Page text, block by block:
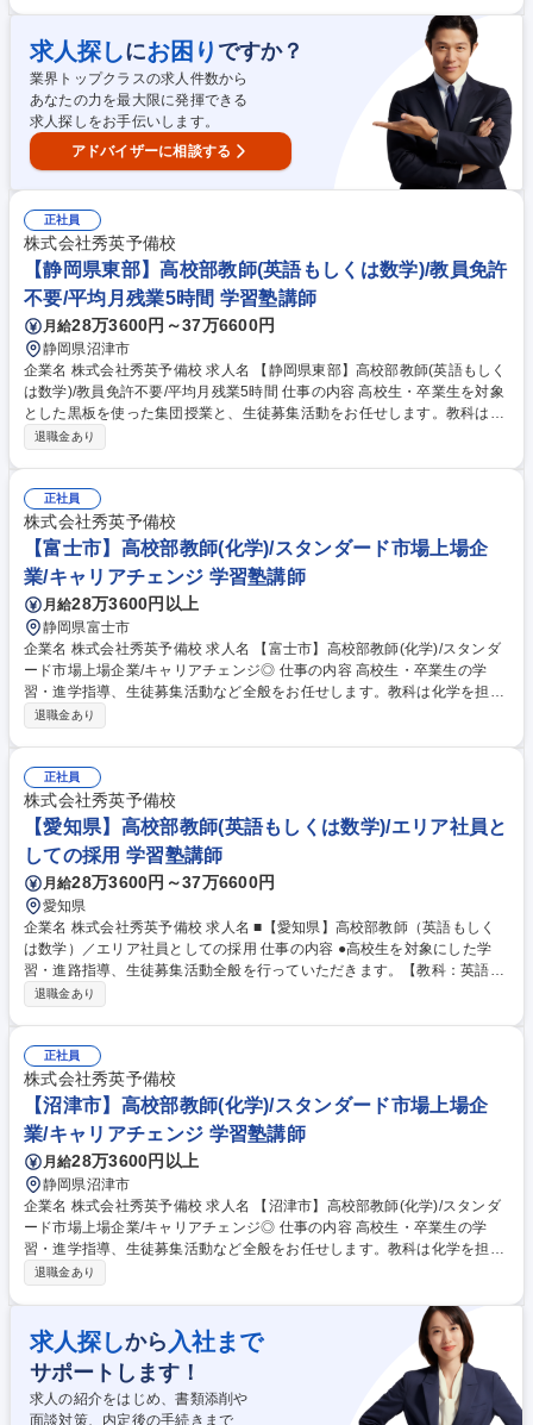
属後は基本的に OJT 研修となります。業務を行いながら、都度覚えてい
ただきます。また定期的に授業研修があるので、同じ担当科目の社員と切
磋琢磨できる環境があります。 募集職種 【藤枝市】高校部教師(化学)/ス
タンダード市場上場企業/キャリアチェンジ◎
求人探しにお困り ですか？
業界トップクラスの求人件数から
あなたの力を最大限に発揮できる
求人探しをお手伝いします。
アドバイザーに相談する
正社員
株式会社秀英予備校
【静岡県東部】高校部教師(英語もしくは数学)/教員免許
不要/平均月残業5時間 学習塾講師
月給28万3600円～37万6600円
静岡県沼津市
企業名 株式会社秀英予備校 求人名 【静岡県東部】高校部教師(英語もしく
は数学)/教員免許不要/平均月残業5時間 仕事の内容 高校生・卒業生を対象
とした黒板を使った集団授業と、生徒募集活動をお任せします。教科は英
語または数学からお選びいただきます。（一部地域により異なります）
もしくは数学)/教員免許不要/平均月残業5時間
退職金あり
正社員
株式会社秀英予備校
【富士市】高校部教師(化学)/スタンダード市場上場企
業/キャリアチェンジ 学習塾講師
月給28万3600円以上
静岡県富士市
企業名 株式会社秀英予備校 求人名 【富士市】高校部教師(化学)/スタンダ
ード市場上場企業/キャリアチェンジ◎ 仕事の内容 高校生・卒業生の学
習・進学指導、生徒募集活動など全般をお任せします。教科は化学を担当
いただきます。 【業務内容】授業の予習・教材研究・集団授業・質問対
ただきます。また定期的に授業研修があるので、同じ担当科目の社員と切
磋琢磨できる環境があります。 募集職種 【富士市】高校部教師(化学)/ス
タンダード市場上場企業/キャリアチェンジ◎
退職金あり
正社員
株式会社秀英予備校
【愛知県】高校部教師(英語もしくは数学)/エリア社員と
しての採用 学習塾講師
月給28万3600円～37万6600円
愛知県
企業名 株式会社秀英予備校 求人名 ■【愛知県】高校部教師（英語もしく
は数学）／エリア社員としての採用 仕事の内容 ●高校生を対象にした学
習・進路指導、生徒募集活動全般を行っていただきます。【教科：英語も
しくは数学からお選びください。】 【キャリアプランについて】 一般社
す。）→部長→事業本部長 【入社後の育成体制について】 入社後は、マ
ニュアル・研修を中心に教材研究や授業の組み立て、授業練習だけでな
く、生徒に対する対応や説明、統制等を身に着けることができます。 募集
職種 ■【愛知県】高校部教師（英語もしくは数学）／エリア社員としての
採用
退職金あり
正社員
株式会社秀英予備校
【沼津市】高校部教師(化学)/スタンダード市場上場企
業/キャリアチェンジ 学習塾講師
月給28万3600円以上
静岡県沼津市
企業名 株式会社秀英予備校 求人名 【沼津市】高校部教師(化学)/スタンダ
ード市場上場企業/キャリアチェンジ◎ 仕事の内容 高校生・卒業生の学
習・進学指導、生徒募集活動など全般をお任せします。教科は化学を担当
いただきます。 【業務内容】授業の予習・教材研究・集団授業・質問対
属後は基本的に OJT 研修となります。業務を行いながら、都度覚えてい
ただきます。また定期的に授業研修があるので、同じ担当科目の社員と切
磋琢磨できる環境があります。 募集職種 【沼津市】高校部教師(化学)/ス
タンダード市場上場企業/キャリアチェンジ◎
退職金あり
求人探しから 入社まで
サポートします！
求人の紹介をはじめ、書類添削や
面談対策、内定後の手続きまで